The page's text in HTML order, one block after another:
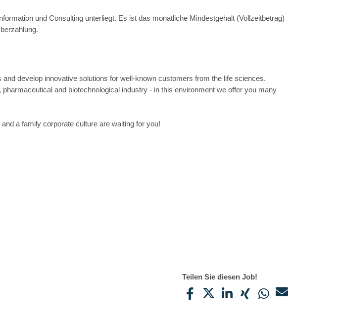
und Consulting unterliegt. Es ist das monatliche Mindestgehalt (Vollzeitbetrag)
develop innovative solutions for well-known customers from the life sciences.
and biotechnological industry - in this environment we offer you many
a family corporate culture are waiting for you!
Teilen Sie diesen Job!